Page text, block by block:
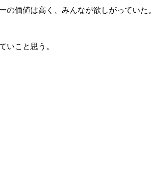
価値は高く、みんなが欲しがっていた。
いこと思う。